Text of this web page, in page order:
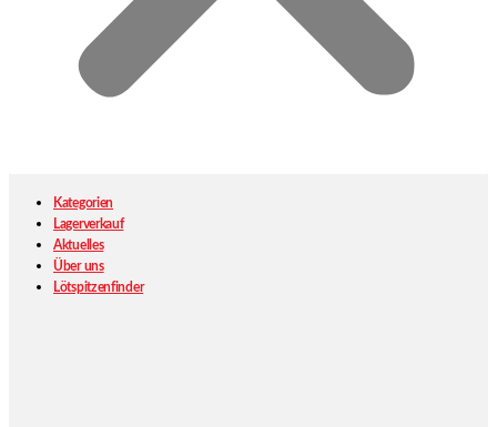
Kategorien
Lagerverkauf
Aktuelles
Über uns
Lötspitzenfinder